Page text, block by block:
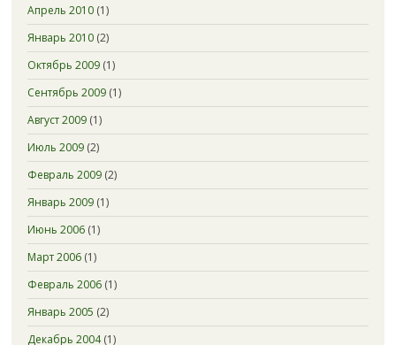
Апрель 2010(1)
Январь 2010(2)
Октябрь 2009(1)
Сентябрь 2009(1)
Август 2009(1)
Июль 2009(2)
Февраль 2009(2)
Январь 2009(1)
Июнь 2006(1)
Март 2006(1)
Февраль 2006(1)
Январь 2005 (2)
Декабрь 2004(1)